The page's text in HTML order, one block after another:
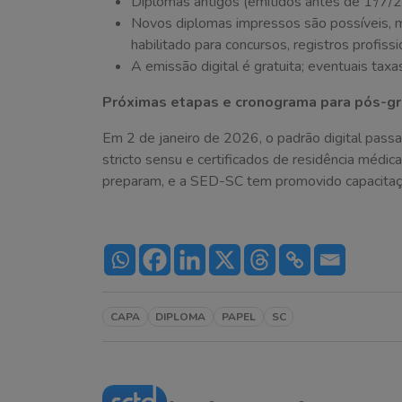
Novos diplomas impressos são possíveis,
habilitado para concursos, registros
A emissão digital é gratuita; eventuais
Próximas etapas e cronograma para pós-
Em 2 de janeiro de 2026, o padrão digital
stricto sensu e certificados de residência
preparam, e a SED-SC tem promovido
CAPA DIPLOMA PAPEL SC